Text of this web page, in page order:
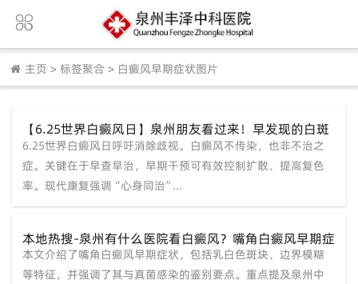
主页 > 标签聚合 > 白癜风早期症状图片
【6.25世界白癜风日】泉州朋友看过来！早发现的白斑
还能恢复吗？点击了解“黄金治疗期”
6.25世界白癜风日呼吁消除歧视。白癜风不传染，也非不治之
症。关键在于早查早治，早期干预可有效控制扩散、提高复色
率。现代康复强调“心身同治”...
本地热搜-泉州有什么医院看白癜风？嘴角白癜风早期症
状图片？
本文介绍了嘴角白癜风早期症状，包括乳白色斑块、边界模糊
等特征，并强调了其与真菌感染的鉴别要点。重点提及泉州中